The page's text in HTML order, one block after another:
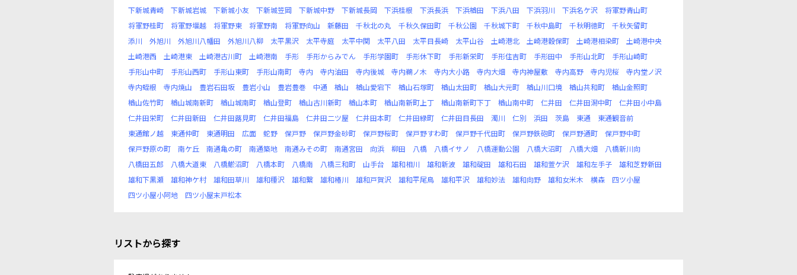
下新城青崎
下新城岩城 下新城小友 下新城笠岡 下新城中野 下新城長岡 下浜桂根 下浜長浜 下浜楢田 下浜八田 下浜羽川 下浜名ケ沢
将軍野青山町
将軍野桂町
将軍野堰越 将軍野東 将軍野南 将軍野向山 新藤田 千秋北の丸 千秋久保田町 千秋公園 千秋城下町 千秋中島町 千秋明徳町
千秋矢留町
添川
外旭川 外旭川八幡田 外旭川八柳 太平黒沢 太平寺庭 太平中関 太平八田 太平目長崎 太平山谷 土崎港北 土崎港穀保町 土崎港相染町
土崎港中央
土崎港西
土崎港東 土崎港古川町 土崎港南 手形 手形からみでん 手形学園町 手形休下町 手形新栄町 手形住吉町 手形田中 手形山北町
手形山崎町
手形山中町
手形山西町 手形山東町 手形山南町 寺内 寺内油田 寺内後城 寺内鵜ノ木 寺内大小路 寺内大畑 寺内神屋敷 寺内高野 寺内児桜
寺内堂ノ沢
寺内蛭根
寺内焼山 豊岩石田坂 豊岩小山 豊岩豊巻 中通 楢山 楢山愛宕下 楢山石塚町 楢山太田町 楢山大元町 楢山川口境 楢山共和町
楢山金照町
楢山佐竹町
楢山城南新町 楢山城南町 楢山登町 楢山古川新町 楢山本町 楢山南新町上丁 楢山南新町下丁 楢山南中町 仁井田 仁井田潟中町
仁井田小中島
仁井田栄町
仁井田新田 仁井田蕗見町 仁井田福島 仁井田二ツ屋 仁井田本町 仁井田緑町 仁井田目長田 濁川 仁別 浜田 茨島 東通
東通観音前
東通館ノ越
東通仲町 東通明田 広面 蛇野 保戸野 保戸野金砂町 保戸野桜町 保戸野すわ町 保戸野千代田町 保戸野鉄砲町 保戸野通町
保戸野中町
保戸野原の町
南ケ丘 南通亀の町 南通築地 南通みその町 南通宮田 向浜 柳田 八橋 八橋イサノ 八橋運動公園 八橋大沼町 八橋大畑
八橋新川向
八橋田五郎
八橋大道東 八橋鯲沼町 八橋本町 八橋南 八橋三和町 山手台 雄和相川 雄和新波 雄和碇田 雄和石田 雄和萱ケ沢 雄和左手子
雄和芝野新田
雄和下黒瀬
雄和神ケ村 雄和田草川 雄和種沢 雄和繋 雄和椿川 雄和戸賀沢 雄和平尾鳥 雄和平沢 雄和妙法 雄和向野 雄和女米木 横森
四ツ小屋
四ツ小屋小阿地
四ツ小屋末戸松本
リストから探す